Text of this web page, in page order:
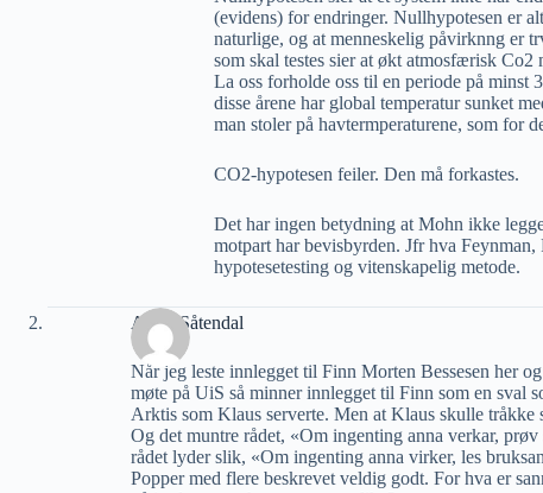
(evidens) for endringer. Nullhypotesen er
naturlige, og at menneskelig påvirknng er
som skal testes sier at økt atmosfærisk Co2
La oss forholde oss til en periode på minst
disse årene har global temperatur sunket
man stoler på havtermperaturene, som for
CO2-hypotesen feiler. Den må forkastes.
Det har ingen betydning at Mohn ikke
motpart har bevisbyrden. Jfr hva
hypotesetesting og vitenskapelig metode.
Arvid Såtendal
Når jeg leste innlegget til Finn Morten Bessesen her
møte på UiS så minner innlegget til Finn som en sval
Arktis som Klaus serverte. Men at Klaus skulle tråkke
Og det muntre rådet, «Om ingenting anna verkar,
rådet lyder slik, «Om ingenting anna virker, les
Popper med flere beskrevet veldig godt. For hva er